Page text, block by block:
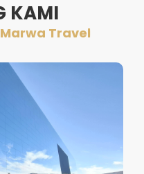
KAMI
Marwa Travel